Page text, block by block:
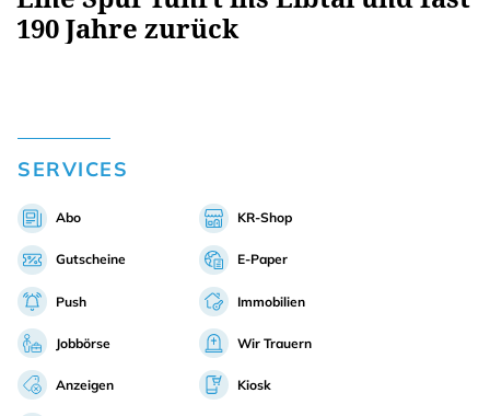
190 Jahre zurück
SERVICES
Abo KR-Shop
Gutscheine E-Paper
Push Immobilien
Jobbörse Wir Trauern
Anzeigen Kiosk